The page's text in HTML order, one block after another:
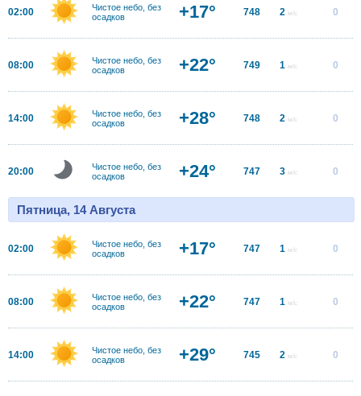
02:00
Чистое небо, без
осадков
+17° 748 2 м/с 0
08:00
Чистое небо, без
осадков
+22° 749 1 м/с 0
14:00
Чистое небо, без
осадков
+28° 748 2 м/с 0
20:00
Чистое небо, без
осадков
+24° 747 3 м/с 0
Пятница, 14 Августа
02:00
Чистое небо, без
осадков
+17° 747 1 м/с 0
08:00
Чистое небо, без
осадков
+22° 747 1 м/с 0
14:00
Чистое небо, без
осадков
+29° 745 2 м/с 0